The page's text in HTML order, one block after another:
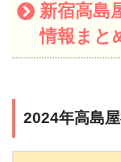
新宿高島
情報まと
2024年高島